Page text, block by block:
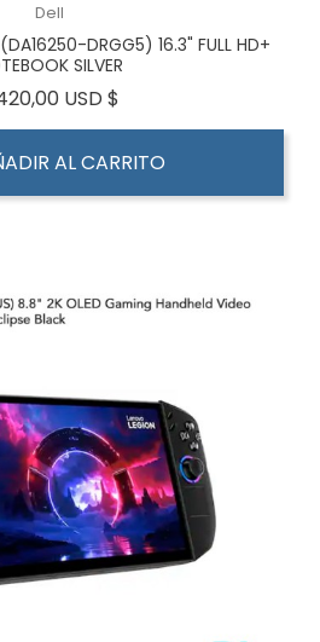
Dell
(DA16250-DRGG5) 16.3" FULL HD+
SILVER
USD $
AL CARRITO